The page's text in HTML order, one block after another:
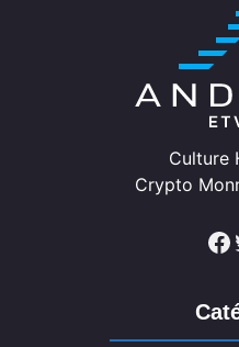
Culture
Crypto
Facebook